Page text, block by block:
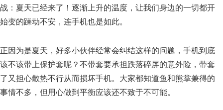
战：夏天已经来了！逐渐上升的温度，让我们身边的一切都开
始变的躁动不安，连手机也是如此。
正因为是夏天，好多小伙伴经常会纠结这样的问题，手机到底
该不该带上保护套呢？不带套要承担跌落碎屏的意外险，带套
了又担心散热不行从而损坏手机。大家都知道鱼和熊掌兼得的
事情不多，但用心做到平衡应该还不致于不可能。